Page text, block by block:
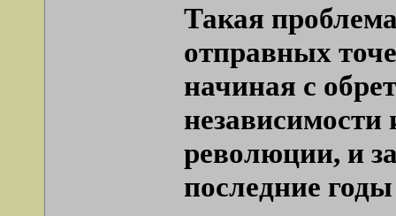
Такая
отправных
начиная с
революции, и
последние